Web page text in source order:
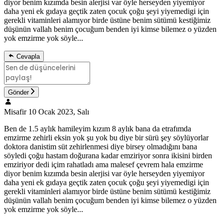
diyor benim kızımda besin alerjisi var öyle herseyden yiyemiyor
daha yeni ek gıdaya geçtik zaten çocuk çoğu şeyi yiyemedigi için
gerekli vitaminleri alamıyor birde üstüne benim sütümü kestiğimiz
düşünün vallah benim çocuğum benden iyi kimse bilemez o yüzden
yok emzirme yok söyle...
Cevapla
Gönder
Misafir 10 Ocak 2023, Salı
Ben de 1.5 aylık hamileyim kızım 8 aylık bana da etrafımda
emzirme zehirli eksin yok şu yok bu diye bir sürü şey söylüyorlar
doktora danistim süt zehirlenmesi diye birsey olmadığını bana
söyledi çoğu hastam doğurana kadar emziriyor sonra ikisini birden
emziriyor dedi içim rahatladı ama malesef çevrem hala emzirme
diyor benim kızımda besin alerjisi var öyle herseyden yiyemiyor
daha yeni ek gıdaya geçtik zaten çocuk çoğu şeyi yiyemedigi için
gerekli vitaminleri alamıyor birde üstüne benim sütümü kestiğimiz
düşünün vallah benim çocuğum benden iyi kimse bilemez o yüzden
yok emzirme yok söyle...